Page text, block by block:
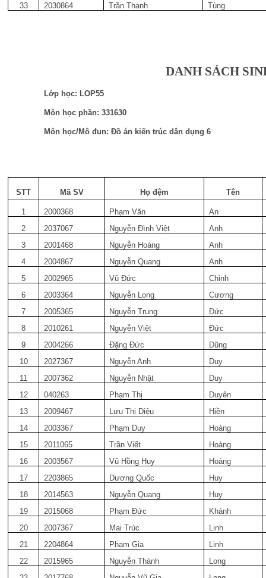
33
2030864 Trần Thanh Tùng
DANH SÁCH
Lớp học: LOP55
Môn học phần: 331630
Môn học/Mô đun: Đồ án kiến trúc dân dụng 6
STT Mã SV Họ đệm Tên
1 2000368 Phạm Văn
An
2
2037067 Nguyễn Đình Việt
Anh
3
2001468 Nguyễn Hoàng
Anh
4
2004867 Nguyễn Quang
Anh
5
2002965 Vũ Đức
Chỉnh
6
2003364 Nguyễn Long
Cương
7
2005365 Nguyễn Trung
Đức
8
2010261 Nguyễn Việt
Đức
9
2004266 Đặng Đức
Dũng
10
2027367 Nguyễn Anh
Duy
11
2007362 Nguyễn Nhật
Duy
12
040263 Phạm Thị
Duyên
13
2009467 Lưu Thị Diệu
Hiền
14
2003367 Phạm Duy
Hoàng
15
2011065 Trần Viết
Hoàng
16
2003567 Vũ Hồng Huy
Hoàng
17
2203865 Dương Quốc
Huy
18
2014563 Nguyễn Quang
Huy
19
2015068 Phạm Đức
Khánh
20
2007367 Mai Trúc
Linh
21
2204864 Phạm Gia
Linh
22
2015965 Nguyễn Thành
Long